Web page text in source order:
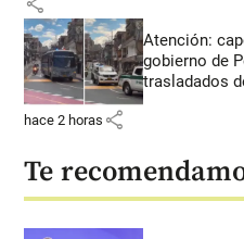
Atención:
gobierno de
trasladados
hace 2 horas share
Te